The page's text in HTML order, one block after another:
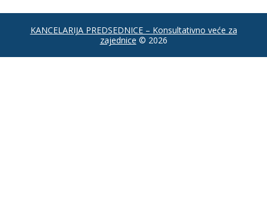
KANCELARIJA PREDSEDNICE – Konsultativno veće za
zajednice © 2026